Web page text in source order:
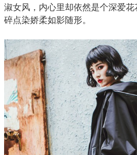
淑女风，内心里却依然是个深爱
碎点染娇柔如影随形。